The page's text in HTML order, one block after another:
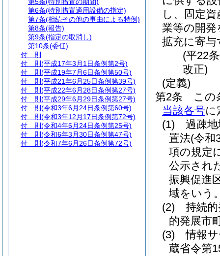
し、固定
業等の開
拡充に寄
(平22
改正)
(定義)
第2条
この
当該各号に
(1)
過疎
置法(令和
項の規定
公示され
振興促進
域をいう
(2)
持続
的発展市
(3)
情報
蔵省令第
第6条(特別措置適用設備の指定)
第7条(相続その他の事由による特例)
第8条(報告)
第9条(指定の取消し)
第10条(委任)
付 則
付 則 (平成17年3月1日条例第2号)
付 則 (平成19年7月6日条例第50号)
付 則 (平成21年6月25日条例第39号)
付 則 (平成22年6月28日条例第27号)
付 則 (平成29年6月29日条例第27号)
付 則 (令和3年6月24日条例第60号)
付 則 (令和3年12月17日条例第72号)
付 則 (令和4年6月24日条例第25号)
付 則 (令和6年3月30日条例第47号)
付 則 (令和7年6月26日条例第72号)